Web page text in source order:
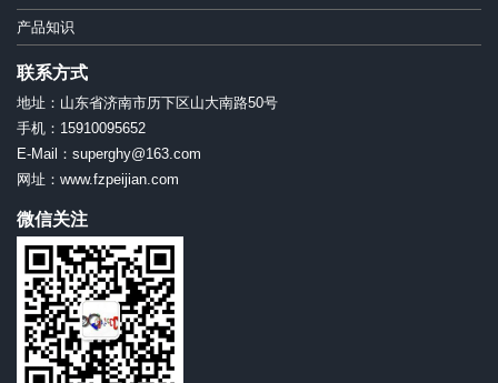
产品知识
联系方式
地址：山东省济南市历下区山大南路50号
手机：15910095652
E-Mail：superghy@163.com
网址：www.fzpeijian.com
微信关注